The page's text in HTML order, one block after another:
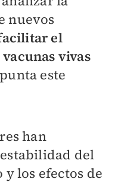
nuevos
el
vivas
este
han
del
los efectos de